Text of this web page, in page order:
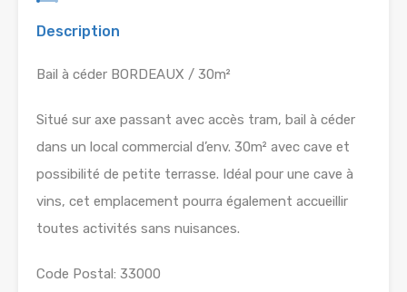
Description
Bail à céder BORDEAUX / 30m²
Situé sur axe passant avec accès tram, bail à céder
dans un local commercial d’env. 30m² avec cave et
possibilité de petite terrasse. Idéal pour une cave à
vins, cet emplacement pourra également accueillir
toutes activités sans nuisances.
Code Postal: 33000